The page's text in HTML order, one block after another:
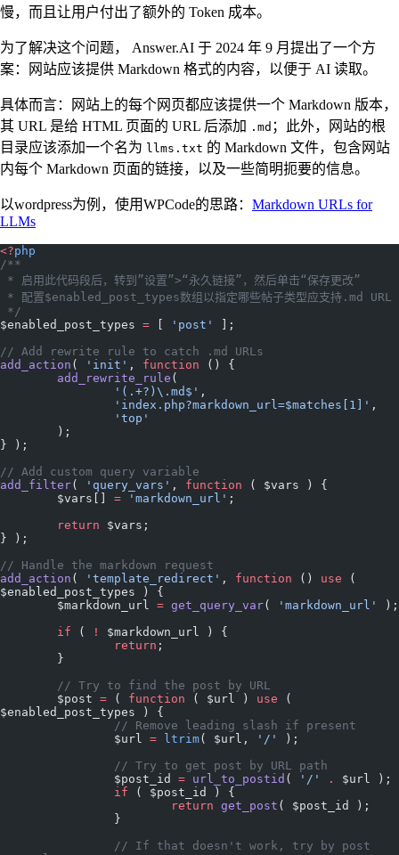
慢，而且让用户付出了额外的 Token 成本。
为了解决这个问题， Answer.AI 于 2024 年 9 月提出了一个方
案：网站应该提供 Markdown 格式的内容，以便于 AI 读取。
具体而言：网站上的每个网页都应该提供一个 Markdown 版本，
其 URL 是给 HTML 页面的 URL 后添加 .md ；此外，网站的根
目录应该添加一个名为 llms.txt 的 Markdown 文件，包含网站
内每个 Markdown 页面的链接，以及一些简明扼要的信息。
以wordpress为例，使用WPCode的思路： Markdown URLs for
LLMs
<?php
/**
* 启用此代码段后，转到”设置”>“永久链接”，然后单击“保存更改”
* 配置$enabled_post_types数组以指定哪些帖子类型应支持.md URL
*/
$enabled_post_types = 'post'
];
// Add rewrite rule to catch .md URLs
add_action ( 'init' , function () {
	add_rewrite_rule
(
		'(.+?)\.md$'
,
		'index.php?markdown_url=$matches[1]'
,
		'top'
	);
} );
// Add custom query variable
add_filter( 'query_vars' , function ( $vars ) {
	$vars[]
= 'markdown_url' ;
	return
$vars;
} );
// Handle the markdown request
add_action ( 'template_redirect' , function () use (
$enabled_post_types ) {
	$markdown_url
= get_query_var( 'markdown_url'
);
	if
( !
$markdown_url ) {
		return
;
	}
	// Try to find the post by URL
	$post
= ( function ( $url ) use (
$enabled_post_types ) {
		// Remove leading slash if present
		$url
= ltrim( $url, '/'
);
		// Try to get post by URL path
		$post_id
= url_to_postid ( '/' .
$url );
		if
( $post_id ) {
			return
get_post ( $post_id );
		}